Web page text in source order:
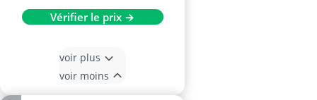
Vérifier le prix →
voir plus
voir moins